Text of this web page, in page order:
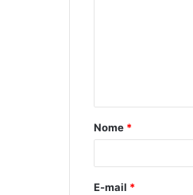
Nome *
E-mail *